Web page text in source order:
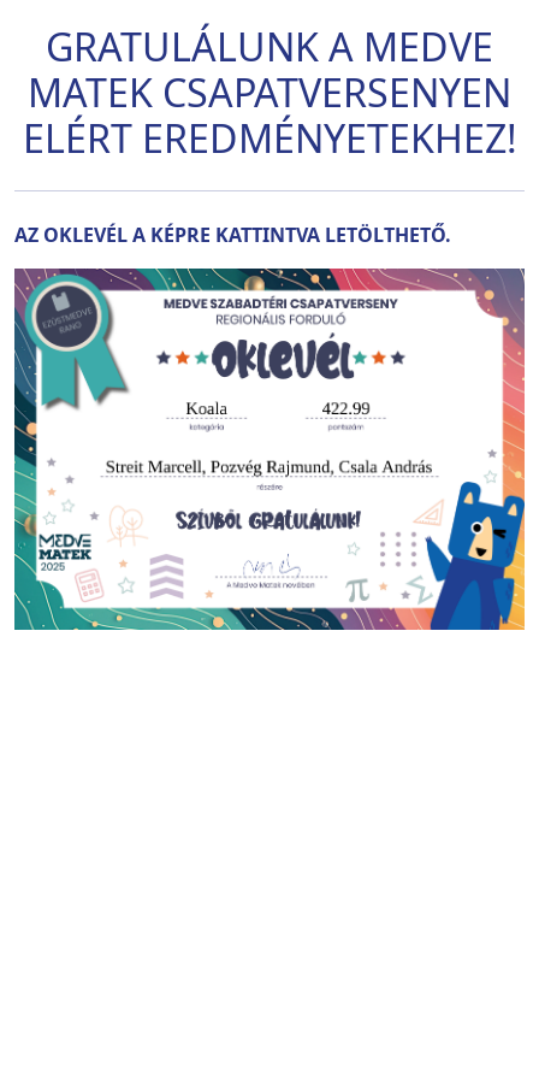
GRATULÁLUNK A MEDVE
MATEK CSAPATVERSENYEN
ELÉRT EREDMÉNYETEKHEZ!
AZ OKLEVÉL A KÉPRE KATTINTVA LETÖLTHETŐ.